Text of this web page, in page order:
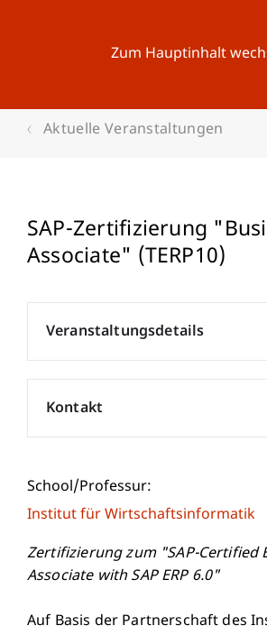
Zum Hauptinhalt
Aktuelle Veranstaltungen
SAP-Zertifizierung
Associate" (TERP10)
School/Professur:
Institut für Wirtschaftsinformatik
Zertifizierung zum "SAP-Certified
Associate with SAP ERP 6.0"
Auf Basis der Partnerschaft des
Veranstaltungsdetails
Kontakt